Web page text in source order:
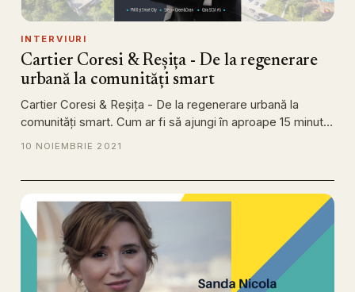
INTERVIURI
Cartier Coresi & Reșița - De la regenerare
urbană la comunități smart
Cartier Coresi & Reșița - De la regenerare urbană la
comunități smart. Cum ar fi să ajungi în aproape 15 minut…
10 NOIEMBRIE 2021